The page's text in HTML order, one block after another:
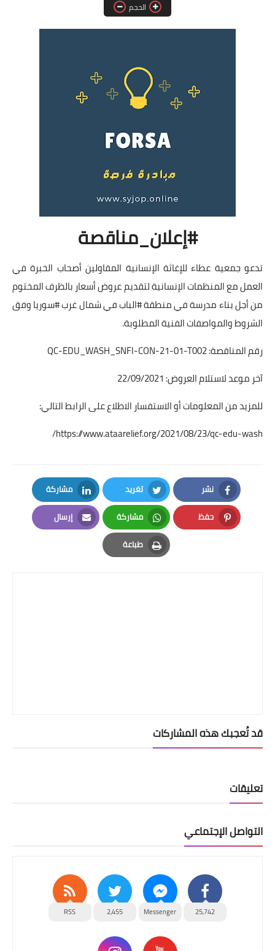
فرص عمل في العراق
فرص عمل في السودان
دورات تدريبية
الحجم
#إعلان_مناقصة
تدعو جمعية عطاء للإغاثة الإنسانية المقاولين أصحاب الخبرة في
العمل مع المنظمات الإنسانية لتقديم عروض أسعار بالظرف المختوم
من أجل بناء مدرسة في منطقة #الباب في شمال غرب #سوريا وفق
الشروط والمواصفات الفنية المطلوبة.
رقم المناقصة: QC-EDU_WASH_SNFI-CON-21-01-T002
آخر موعد لاستلام العروض: 22/09/2021
للمزيد من المعلومات أو الاستفسار الاطلاع على الرابط التالي:
https://www.ataarelief.org/2021/08/23/qc-edu-wash/
نشر
Facebook
تغريد
Twitter
مشاركة
LinkedIn
حفظ
Pinterest
مشاركة
Whatsapp
إرسال
Email
طباعة
Print
قد تُعجبك هذه المشاركات
تعليقات
التواصل الإجتماعي
25,742
Messenger
2,455
RSS